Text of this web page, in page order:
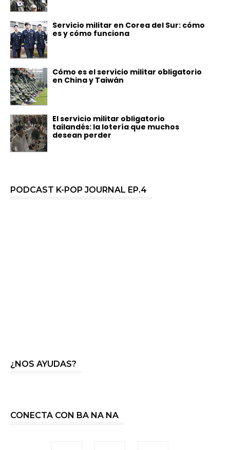
Servicio militar en Corea del Sur: cómo
es y cómo funciona
Cómo es el servicio militar obligatorio
en China y Taiwán
El servicio militar obligatorio
tailandés: la lotería que muchos
desean perder
PODCAST K-POP JOURNAL EP.4
¿NOS AYUDAS?
CONECTA CON BA NA NA